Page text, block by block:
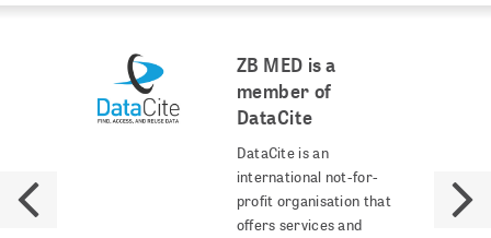
ZB MED is a
member of
DataCite
DataCite is an
international not-for-
profit organisation that
offers services and